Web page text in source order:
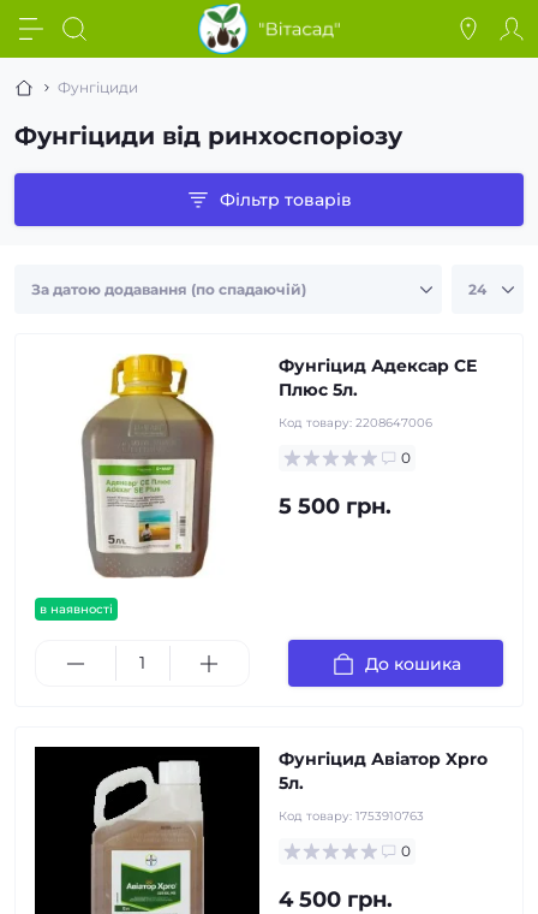
Фунгіциди
Фунгіциди від ринхоспоріозу
Фільтр товарів
в наявності
Фунгіцид Адексар СЕ
Плюс 5л.
Код товару: 2208647006
0
5 500 грн.
До кошика
Фунгіцид Авіатор Xpro
5л.
Код товару: 1753910763
0
4 500 грн.